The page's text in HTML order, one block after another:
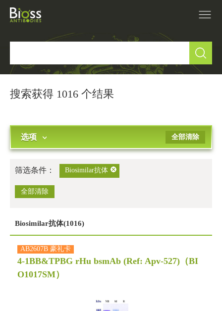
技术支持
搜索获得 1016 个结果
选项 全部清除
筛选条件： Biosimilar抗体
全部清除
Biosimilar抗体(1016)
AB2607B 豪礼卡
4-1BB&TPBG rHu bsmAb (Ref: Apv-527) （BI
O1017SM）